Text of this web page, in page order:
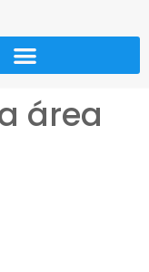
área